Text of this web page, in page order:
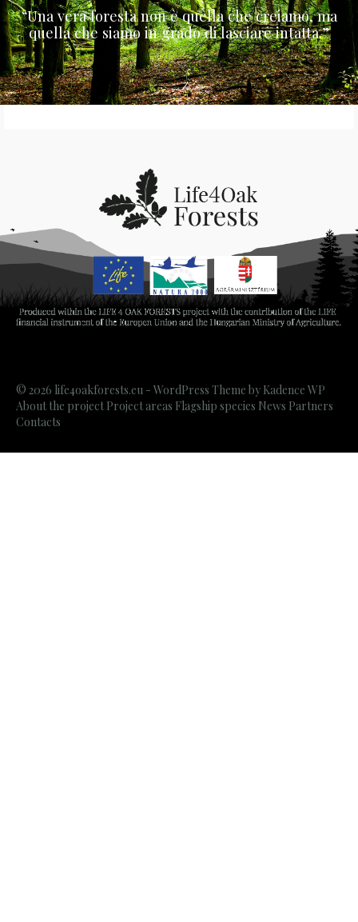
“Una vera foresta non è quella che creiamo, ma
quella che siamo in grado di lasciare intatta.”
© 2026 life4oakforests.eu - WordPress Theme by Kadence WP
About the project Project areas Flagship species News Partners
Contacts